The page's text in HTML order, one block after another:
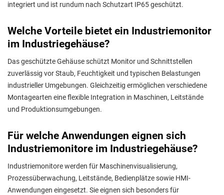
integriert und ist rundum nach Schutzart IP65 geschützt.
Welche Vorteile bietet ein Industriemonitor
im Industriegehäuse?
Das geschützte Gehäuse schützt Monitor und Schnittstellen
zuverlässig vor Staub, Feuchtigkeit und typischen Belastungen
industrieller Umgebungen. Gleichzeitig ermöglichen verschiedene
Montagearten eine flexible Integration in Maschinen, Leitstände
und Produktionsumgebungen.
Für welche Anwendungen eignen sich
Industriemonitore im Industriegehäuse?
Industriemonitore werden für Maschinenvisualisierung,
Prozessüberwachung, Leitstände, Bedienplätze sowie HMI-
Anwendungen eingesetzt. Sie eignen sich besonders für